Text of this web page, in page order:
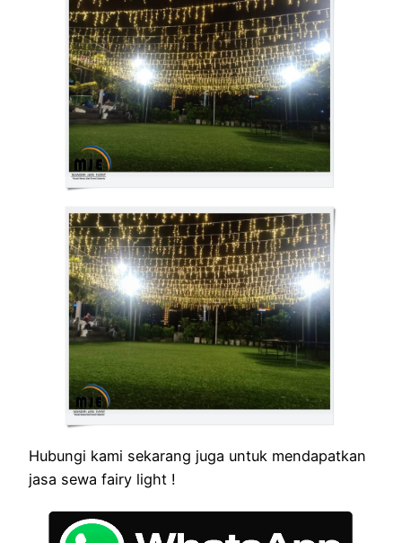
Hubungi kami sekarang juga untuk mendapatkan
jasa sewa fairy light !